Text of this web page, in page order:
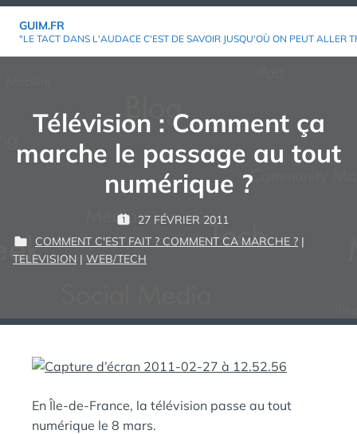
Aller
GUIM.FR
"LE TACT DANS L'AUDACE C'EST DE SAVOIR JUSQU'OÙ ON PEUT ALLER
Télévision : Comment ça
marche le passage au tout
numérique ?
P
U
B
27 FÉVRIER 2011
A
G
P
I
COMMENT C'EST FAIT ? COMMENT CA MARCHE ? |
TELEVISION | WEB/TECH
En Île-de-France, la télévision passe au tout
numérique le 8 mars.